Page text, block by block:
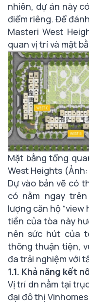
nhiên, dự án này
điểm riêng. Để
Masteri West
quan vị trí và mặt
Mặt bằng tổng
West Heights
Dự vào bản vẽ có
có nằm ngay
lượng căn hộ
tiền của tòa này
nên sức hút của
thông thuận tiện,
đa trải nghiệm với
1.1. Khả năng kết
Vị trí dn nằm tại
đại đô thị